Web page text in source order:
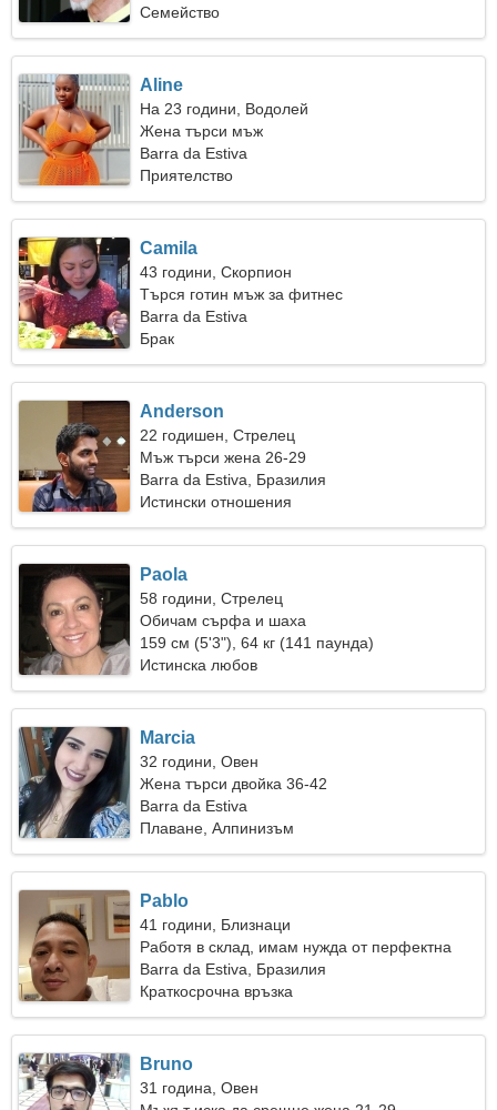
Семейство
Aline
На 23 години, Водолей
Жена търси мъж
Barra da Estiva
Приятелство
Camila
43 години, Скорпион
Търся готин мъж за фитнес
Barra da Estiva
Брак
Anderson
22 годишен, Стрелец
Мъж търси жена 26-29
Barra da Estiva, Бразилия
Истински отношения
Paola
58 години, Стрелец
Обичам сърфа и шаха
159 см (5'3"), 64 кг (141 паунда)
Истинска любов
Marcia
32 години, Овен
Жена търси двойка 36-42
Barra da Estiva
Плаване, Алпинизъм
Pablo
41 години, Близнаци
Работя в склад, имам нужда от перфектна
жена
Barra da Estiva, Бразилия
Краткосрочна връзка
Bruno
31 година, Овен